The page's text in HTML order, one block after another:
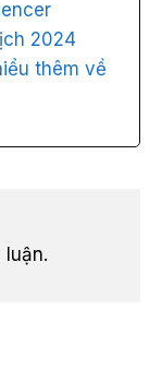
2024
thêm về
luận.